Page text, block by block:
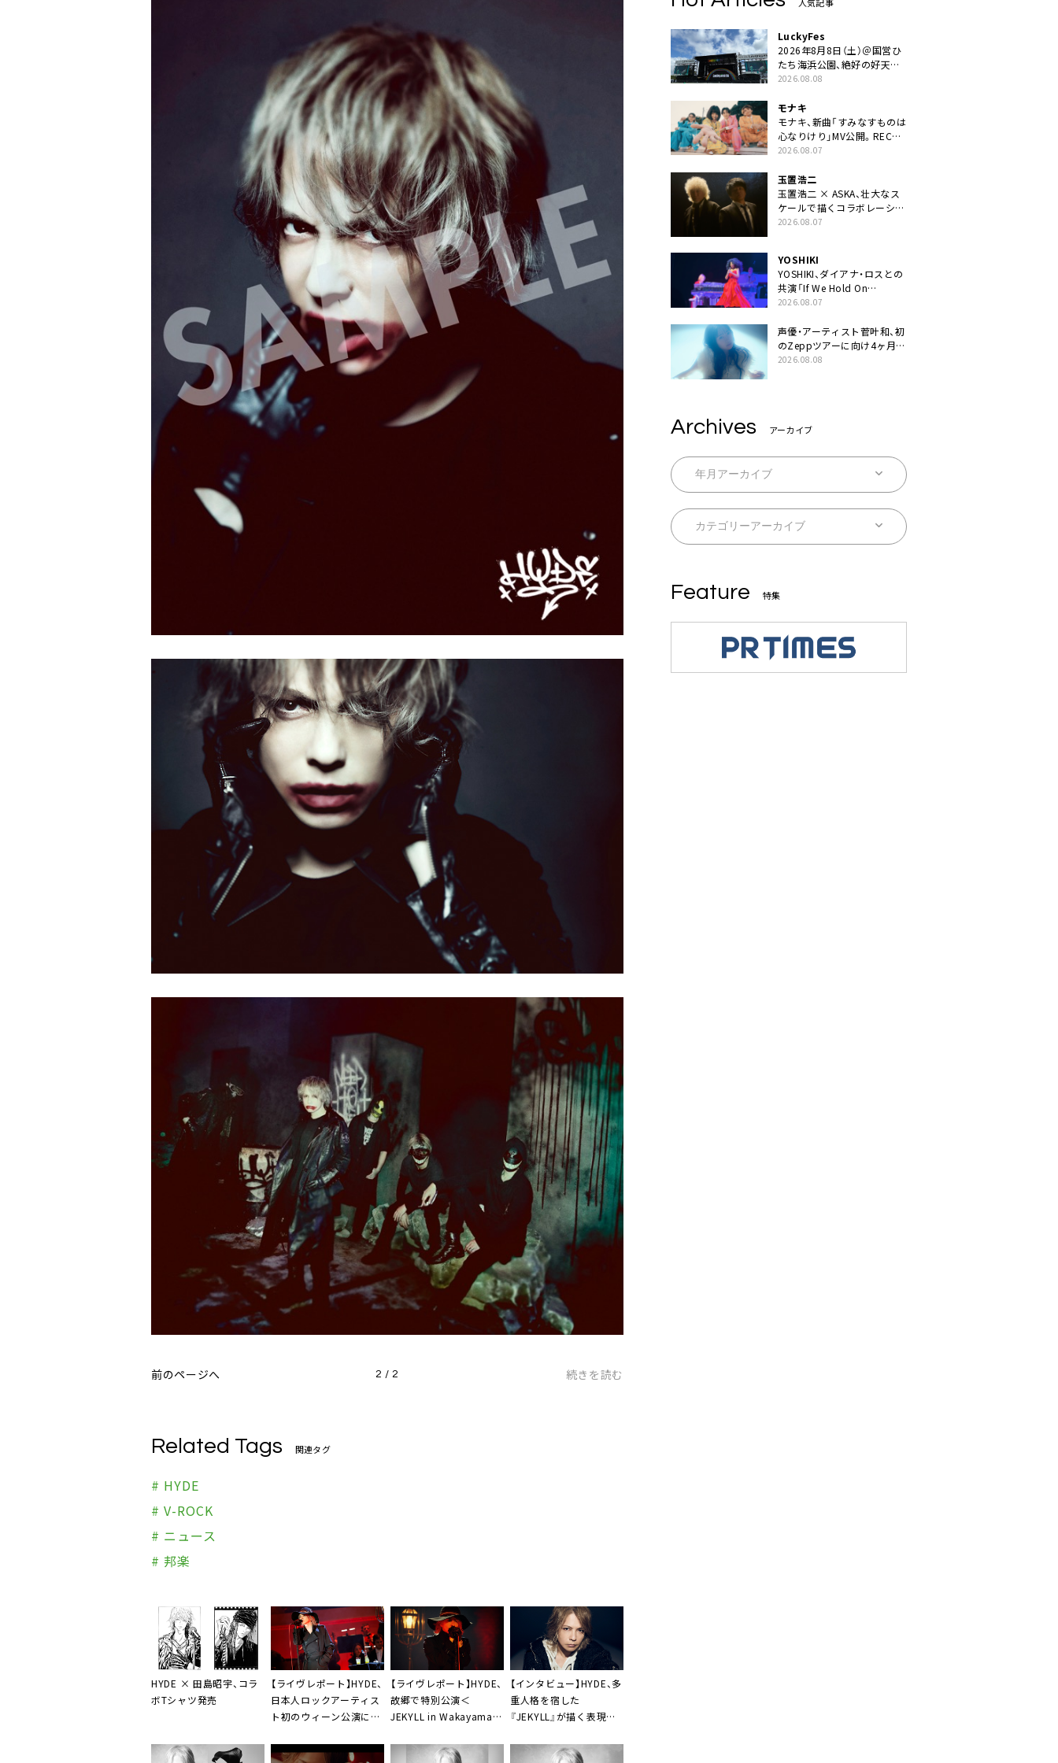
前のページへ 2 / 2 続きを読む
Related Tags 関連タグ
# HYDE
# V-ROCK
# ニュース
# 邦楽
HYDE × 田島昭宇、コラ
ボTシャツ発売
【ライヴレポート】HYDE、
日本人ロックアーティス
ト初のウィーン公演に集
は僕の人生のなかでも特
【ライヴレポート】HYDE、
故郷で特別公演＜
JEKYLL in Wakayama＞
前に帰って来れて良かっ
【インタビュー】HYDE、多
重人格を宿した
『JEKYLL』が描く表現者
ーです」
LuckyFes
2026年8月8日（土）＠国営ひ
たち海浜公園、絶好の好天の
中＜LuckyFes’26＞開幕
2026.08.08
モナキ
モナキ、新曲「すみなすものは
心なりけり」MV公開。RECの
ギターにEvery Little Thing・
2026.08.07
玉置浩二
玉置浩二 × ASKA、壮大なス
ケールで描くコラボレーショ
ン曲「音銀河」リリース決定。
2026.08.07
YOSHIKI
YOSHIKI、ダイアナ・ロスとの
共演「If We Hold On
Together」ライブ映像公開
2026.08.07
声優・アーティスト菅叶和、初
のZeppツアーに向け4ヶ月連
続配信
2026.08.08
Archives アーカイブ
Feature 特集